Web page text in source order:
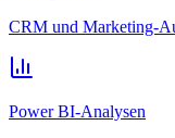
CRM und Marketing-
Power BI-Analysen